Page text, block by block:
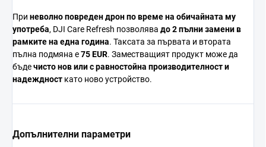
При неволноповредендронповремена обичайната му
употреба, DJI Care Refresh позволява до 2пълнизаменив
рамкитена една година. Таксата за първата и втората
пълна подмяна е75EUR. Заместващият продукт може да
бъдечистоновилисравностойна производителности
надеждност като новоустройство.
Допълнителни параметри